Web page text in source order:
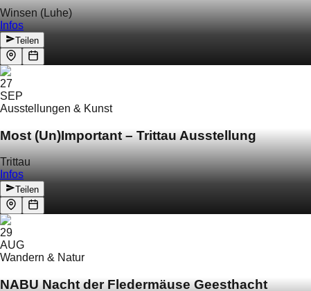
Winsen (Luhe)
Infos
Teilen
27
SEP
Ausstellungen & Kunst
Most (Un)Important – Trittau Ausstellung
Trittau
Infos
Teilen
29
AUG
Wandern & Natur
NABU Nacht der Fledermäuse Geesthacht